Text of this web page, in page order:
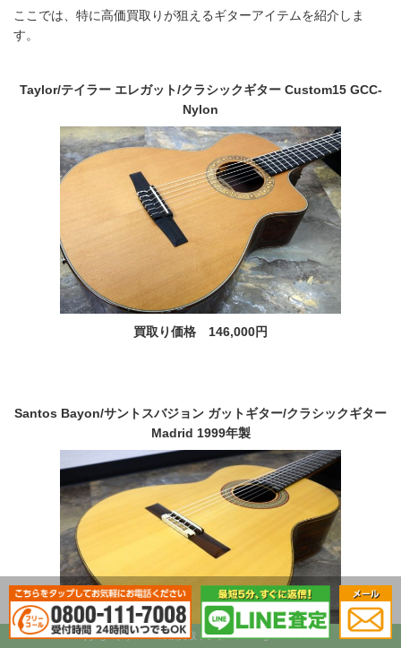
ここでは、特に高価買取りが狙えるギターアイテムを紹介しま
す。
Taylor/テイラー エレガット/クラシックギター Custom15 GCC-
Nylon
買取り価格 146,000円
Santos Bayon/サントスバジョン ガットギター/クラシックギター
Madrid 1999年製
Copyright (C) 2017.出張買取ドクター. All Rights Reserved.